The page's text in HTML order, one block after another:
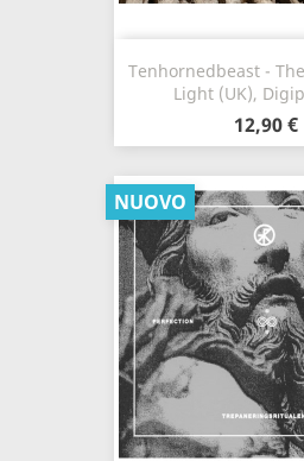
Tenhornedbeast -
Light (UK),
12,90 €
NUOVO